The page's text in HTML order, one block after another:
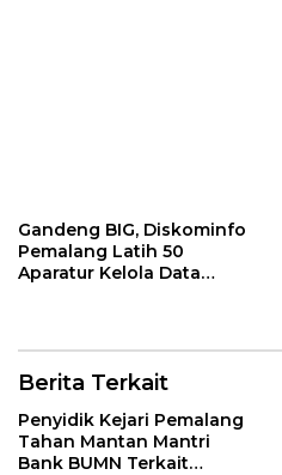
Gandeng BIG, Diskominfo
Pemalang Latih 50
Aparatur Kelola Data
Berita Terkait
Penyidik Kejari Pemalang
Tahan Mantan Mantri
Bank BUMN Terkait